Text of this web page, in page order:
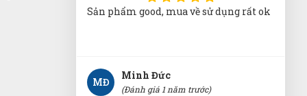
MĐ
Minh Đức
cả. Tôi thích rồi nha